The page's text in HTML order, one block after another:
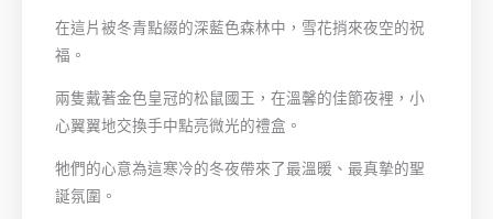
在這片被冬青點綴的深藍色森林中，雪花捎來夜空的祝
福。
兩隻戴著金色皇冠的松鼠國王，在溫馨的佳節夜裡，小
心翼翼地交換手中點亮微光的禮盒。
牠們的心意為這寒冷的冬夜帶來了最溫暖、最真摯的聖
誕氛圍。